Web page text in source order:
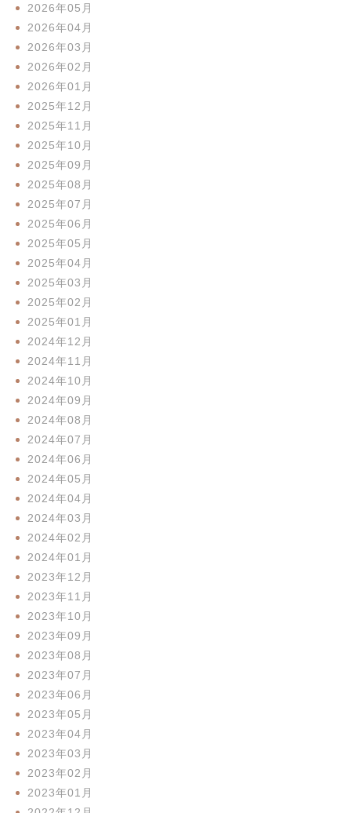
2026年05月
2026年04月
2026年03月
2026年02月
2026年01月
2025年12月
2025年11月
2025年10月
2025年09月
2025年08月
2025年07月
2025年06月
2025年05月
2025年04月
2025年03月
2025年02月
2025年01月
2024年12月
2024年11月
2024年10月
2024年09月
2024年08月
2024年07月
2024年06月
2024年05月
2024年04月
2024年03月
2024年02月
2024年01月
2023年12月
2023年11月
2023年10月
2023年09月
2023年08月
2023年07月
2023年06月
2023年05月
2023年04月
2023年03月
2023年02月
2023年01月